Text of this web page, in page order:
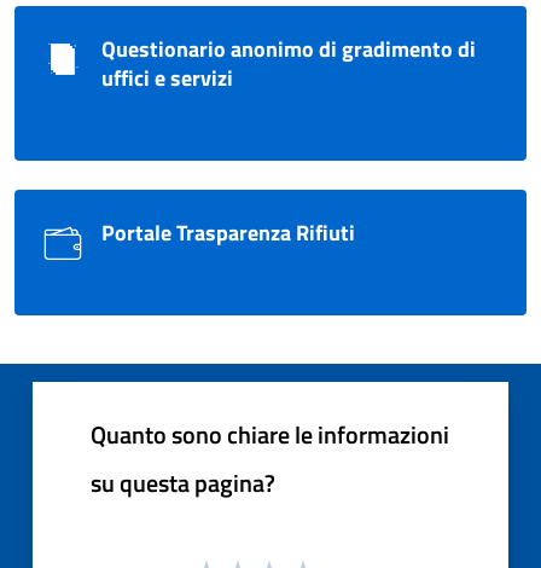
Questionario anonimo di gradimento di
uffici e servizi
Portale Trasparenza Rifiuti
Quanto sono chiare le informazioni
su questa pagina?